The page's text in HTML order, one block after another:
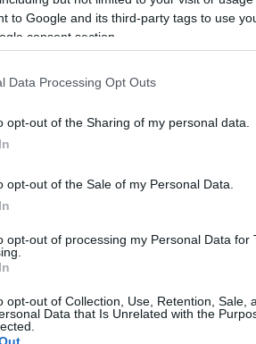
to Google and its third-party tags to use
consent section.
Data Processing Opt Outs
opt-out of the Sharing of my personal data.
opt-out of the Sale of my Personal Data.
opt-out of processing my Personal Data for
opt-out of Collection, Use, Retention, Sale,
Data that Is Unrelated with the
και δίνει έμφαση σε
ξεκαθαρίζοντας ότι
πλαίσιο που